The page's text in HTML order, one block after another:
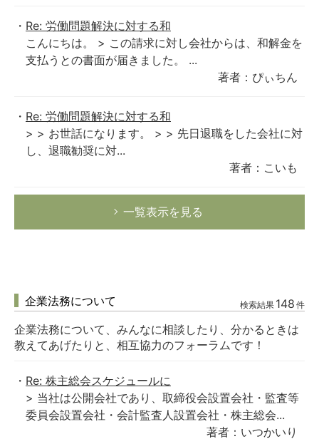
Re: 労働問題解決に対する和
こんにちは。 > この請求に対し会社からは、和解金を
支払うとの書面が届きました。 ...
著者：ぴぃちん
Re: 労働問題解決に対する和
> > お世話になります。 > > 先日退職をした会社に対
し、退職勧奨に対...
著者：こいも
一覧表示を見る
企業法務について 検索結果 148 件
企業法務について、みんなに相談したり、分かるときは
教えてあげたりと、相互協力のフォーラムです！
Re: 株主総会スケジュールに
> 当社は公開会社であり、取締役会設置会社・監査等
委員会設置会社・会計監査人設置会社・株主総会...
著者：いつかいり